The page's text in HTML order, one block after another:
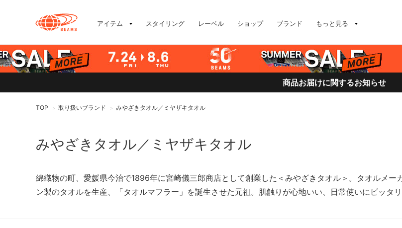
アイテム スタイリング レーベル ショップ ブランド もっと見る
商品お届けに関するお知らせ
TOP > 取り扱いブランド > みやざきタオル／ミヤザキタオル
みやざきタオル／ミヤザキタオル
綿織物の町、愛媛県今治で1896年に宮崎儀三郎商店として創業した＜みやざきタオル＞。タオルメ
ン製のタオルを生産、「タオルマフラー」を誕生させた元祖。肌触りが心地いい、日常使いにピッタ